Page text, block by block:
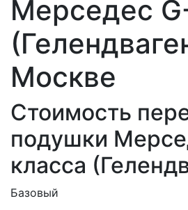
Мерседес
Москве
Стоимость
подушки
класса
Базовый